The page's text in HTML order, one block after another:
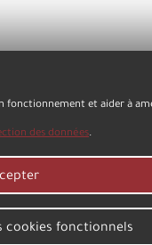
fonctionnement et aider à
des données.
cookies fonctionnels